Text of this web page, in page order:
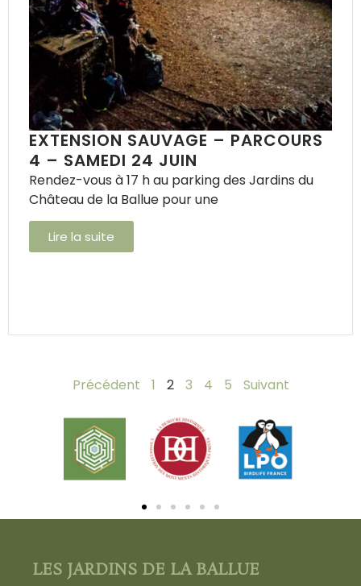
EXTENSION SAUVAGE – PARCOURS
4 – SAMEDI 24 JUIN
Rendez-vous à 17 h au parking des Jardins du
Château de la Ballue pour une
Lire la suite
Précédent 1 2 3 4 5 Suivant
LES JARDINS DE LA BALLUE